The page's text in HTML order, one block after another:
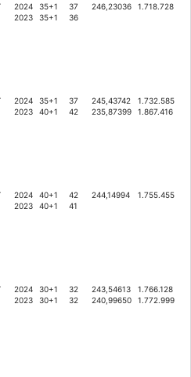
2024
2023
35+1
35+1
37
36
246,23036 1.718.728
2024
2023
35+1
40+1
37
42
245,43742
235,87399
1.732.585
1.867.416
2024
2023
40+1
40+1
42
41
244,14994 1.755.455
2024
2023
30+1
30+1
32
32
243,54613
240,99650
1.766.128
1.772.999